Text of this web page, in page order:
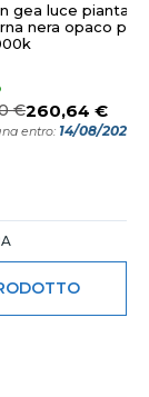
gea luce
nera opaco per
€260,64 €
entro: 14/08/2026